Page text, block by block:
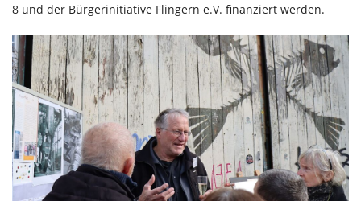
8 und der Bürgerinitiative Flingern e.V. finanziert werden.